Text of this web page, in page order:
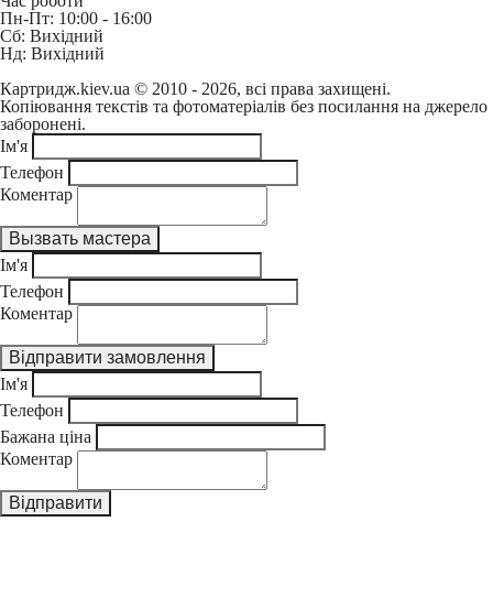
Пн-Пт: 10:00 - 16:00
Сб: Вихідний
Нд: Вихідний
Картридж.kiev.ua © 2010 - 2026, всі права захищені.
Копіювання текстів та фотоматеріалів без посилання на джерело
заборонені.
Ім'я
Телефон
Коментар
Ім'я
Телефон
Коментар
Ім'я
Телефон
Бажана ціна
Коментар